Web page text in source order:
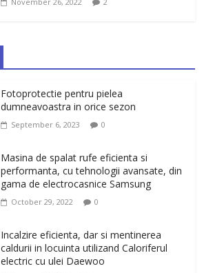
Fotoprotectie pentru pielea
dumneavoastra in orice sezon
September 6, 2023 0
Masina de spalat rufe eficienta si
performanta, cu tehnologii avansate, din
gama de electrocasnice Samsung
October 29, 2022 0
Incalzire eficienta, dar si mentinerea
caldurii in locuinta utilizand Caloriferul
electric cu ulei Daewoo